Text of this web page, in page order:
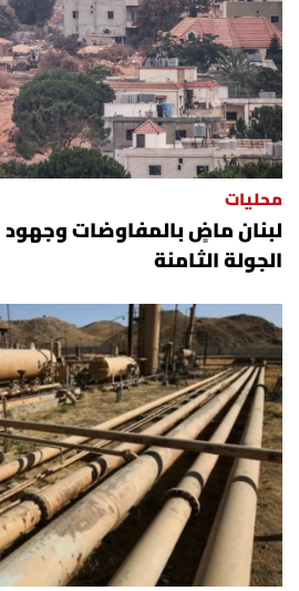
محليات
لبنان ماضٍ بالمفاوضات
الجولة الثامنة